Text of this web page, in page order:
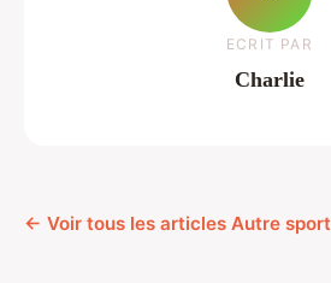
ECRIT PAR
Charlie
← Voir tous les articles Autre sport